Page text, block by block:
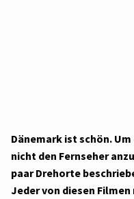
Dänemark ist schön.
nicht den Fernseher
paar Drehorte
Jeder von diesen